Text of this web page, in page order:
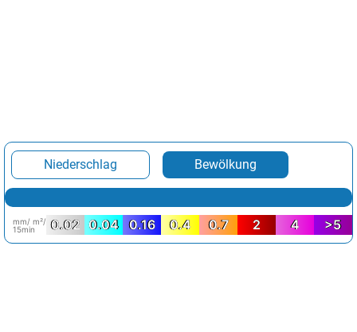
Niederschlag Bewölkung
mm/ m²/
15min
0.02 0.04 0.16 0.4 0.7 2 4 >5